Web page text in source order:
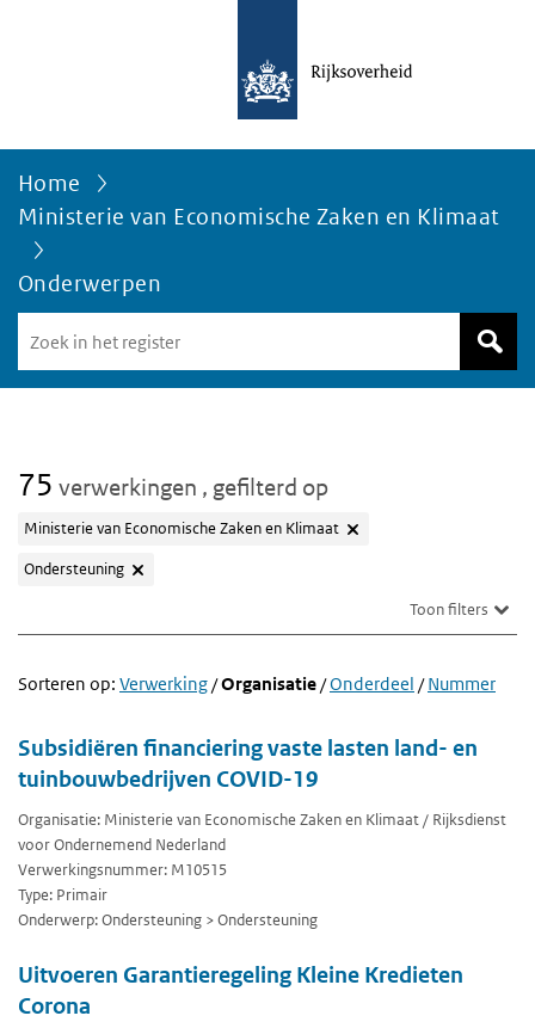
Home
Ministerie van Economische Zaken en Klimaat
Onderwerpen
in
het
75 verwerkingen , gefilterd op
Ministerie van Economische Zaken en Klimaat
Ondersteuning
Toon filters
Sorteren op: Verwerking/Organisatie/Onderdeel /Nummer
Subsidiëren financiering vaste lasten land- en
tuinbouwbedrijven COVID-19
Organisatie: Ministerie van Economische Zaken en Klimaat / Rijksdienst
voor Ondernemend Nederland
Verwerkingsnummer: M10515
Type: Primair
Onderwerp: Ondersteuning > Ondersteuning
Uitvoeren Garantieregeling Kleine Kredieten
Corona